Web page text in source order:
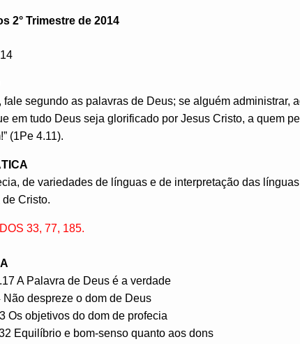
2° Trimestre de 2014
fale segundo as palavras de Deus; se alguém administrar,
em tudo Deus seja glorificado por Jesus Cristo, a quem
(1Pe 4.11).
de variedades de línguas e de interpretação das
Cristo.
33, 77, 185.
A Palavra de Deus é a verdade
Não despreze o dom de Deus
Os objetivos do dom de profecia
Equilíbrio e bom-senso quanto aos dons